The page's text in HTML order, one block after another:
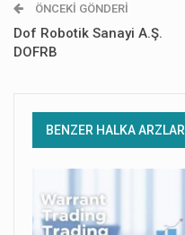
ÖNCEKI GÖNDERI
Dof Robotik Sanayi A.Ş.
DOFRB
BENZER HALKA ARZLAR